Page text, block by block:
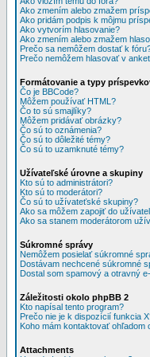
Ako zmením alebo zmažem
Ako pridám podpis k môjmu
Ako vytvorím hlasovanie?
Ako zmením alebo zmažem
Prečo sa nemôžem dostať k
Prečo nemôžem hlasovať v
Formátovanie a typy
Čo je BBCode?
Môžem používať HTML?
Čo to sú smajlíky?
Môžem pridávať obrázky?
Čo sú to oznámenia?
Čo sú to dôležité témy?
Čo sú to uzamknuté témy?
Užívateľské úrovne a skupiny
Kto sú to administrátori?
Kto sú to moderátori?
Čo sú to užívateťské skupiny?
Ako sa môžem zapojiť do
Ako sa stanem moderátorom
Súkromné správy
Nemôžem posielať súkromné
Dostávam nechcené súkromné
Dostal som spamový a otravný
Záležitosti okolo phpBB 2
Kto napísal tento program?
Prečo nie je k dispozícií funkcia
Koho mám kontaktovať
Attachments